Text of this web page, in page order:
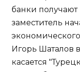
банки
заместитель
Игорь Шаталов
касается